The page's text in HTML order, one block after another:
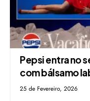
Pepsi entra no
com bálsamo
25 de Fevereiro, 2026